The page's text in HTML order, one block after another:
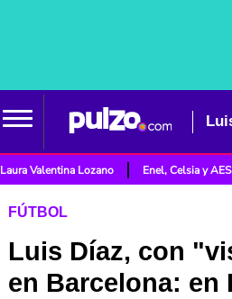
Laura Valentina Lozano Enel, Celsia y AES
FÚTBOL
Luis Díaz, con
en Barcelona: en